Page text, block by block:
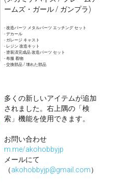
ームズ・ガール / ガンプラ)
- 改造パーツ メタルパーツ エッチング セット
- デカール
- ガレージ キャスト
- レジン 改造キット
- 塗装済完成品 改造パーツ セット
- 布服 着物
- 交換部品 / 壊れた部品
多くの新しいアイテムが追加
されました。右上隅の「検
索」機能を使用できます。
お問い合わせ
m.me/akohobbyjp
メールにて
（akohobbyjp@gmail.com）